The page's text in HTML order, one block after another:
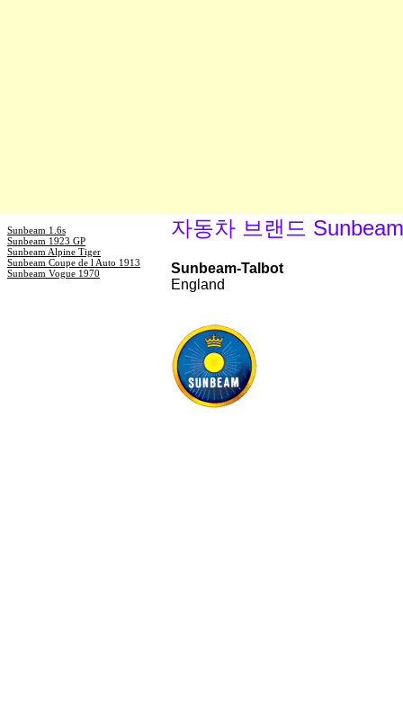
Sunbeam 1.6s
Sunbeam 1923 GP
Sunbeam Alpine Tiger
Sunbeam Coupe de l Auto 1913
Sunbeam Vogue 1970
자동차 브랜드 Sunbeam
Sunbeam-Talbot
England